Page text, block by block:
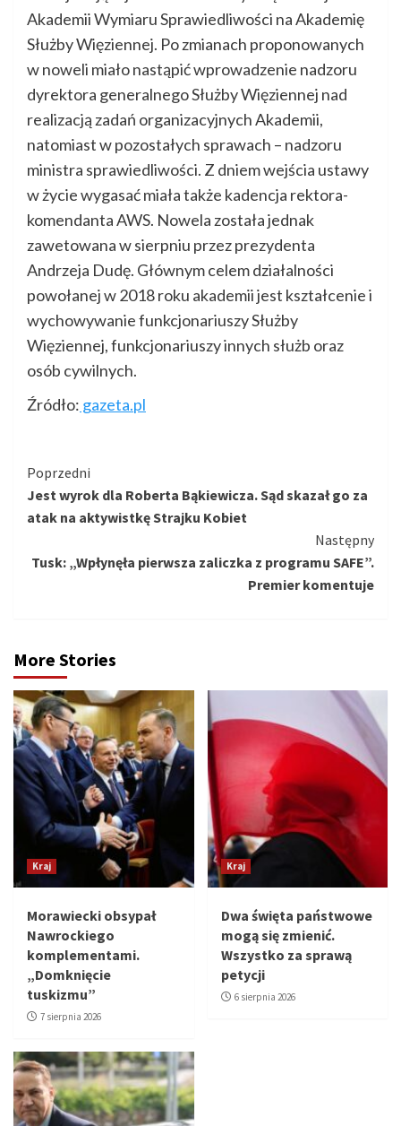
Akademii Wymiaru Sprawiedliwości na Akademię
Służby Więziennej. Po zmianach proponowanych
w noweli miało nastąpić wprowadzenie nadzoru
dyrektora generalnego Służby Więziennej nad
realizacją zadań organizacyjnych Akademii,
natomiast w pozostałych sprawach – nadzoru
ministra sprawiedliwości. Z dniem wejścia ustawy
w życie wygasać miała także kadencja rektora-
komendanta AWS. Nowela została jednak
zawetowana w sierpniu przez prezydenta
Andrzeja Dudę. Głównym celem działalności
powołanej w 2018 roku akademii jest kształcenie i
wychowywanie funkcjonariuszy Służby
Więziennej, funkcjonariuszy innych służb oraz
osób cywilnych.
Źródło: gazeta.pl
Kontynuuj
czytanie
Poprzedni
Jest wyrok dla Roberta Bąkiewicza. Sąd skazał go za
atak na aktywistkę Strajku Kobiet
Następny
Tusk: „Wpłynęła pierwsza zaliczka z programu SAFE”.
Premier komentuje
More Stories
Kraj
Morawiecki obsypał
Nawrockiego
komplementami.
„Domknięcie
tuskizmu”
7 sierpnia 2026
Kraj
Dwa święta państwowe
mogą się zmienić.
Wszystko za sprawą
petycji
6 sierpnia 2026